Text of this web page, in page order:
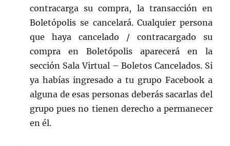
contracarga su compra, la transacción en
Boletópolis se cancelará. Cualquier persona
que haya cancelado / contracargado su
compra en Boletópolis aparecerá en la
sección Sala Virtual – Boletos Cancelados. Si
ya habías ingresado a tu grupo Facebook a
alguna de esas personas deberás sacarlas del
grupo pues no tienen derecho a permanecer
en él.